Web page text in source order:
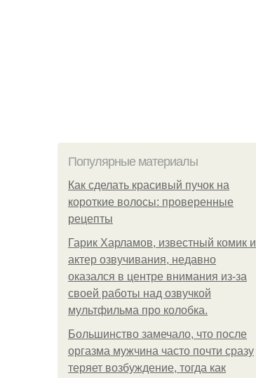
Популярные материалы
Как сделать красивый пучок на
короткие волосы: проверенные
рецепты
Гарик Харламов, известный комик и
актер озвучивания, недавно
оказался в центре внимания из-за
своей работы над озвучкой
мультфильма про колобка.
Большинство замечало, что после
оргазма мужчина часто почти сразу
теряет возбуждение, тогда как